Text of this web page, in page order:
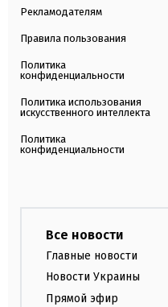
Рекламодателям
Правила пользования
Политика
конфиденциальности
Политика использования
искусственного интеллекта
Политика
конфиденциальности
Все новости
Главные новости
Новости Украины
Прямой эфир